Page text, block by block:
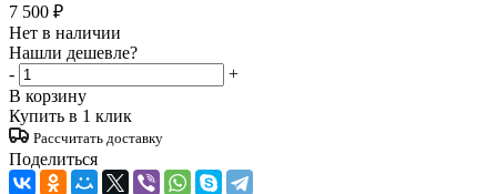
7 500 ₽
Нет в наличии
Нашли дешевле?
-
+
В корзину
Купить в 1 клик
Рассчитать доставку
Поделиться